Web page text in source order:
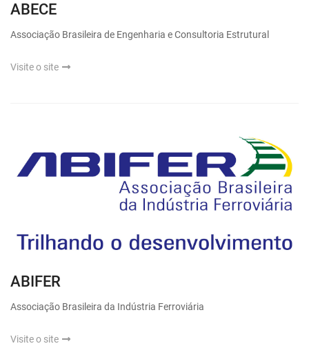
ABECE
Associação Brasileira de Engenharia e Consultoria Estrutural
Visite o site
ABIFER
Associação Brasileira da Indústria Ferroviária
Visite o site